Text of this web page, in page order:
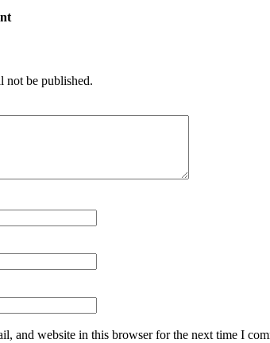
not be published.
and website in this browser for the next time I